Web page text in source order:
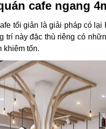
cafe ngang
tối giản là giải pháp có
trí này đặc thù riêng có
khiêm tốn.